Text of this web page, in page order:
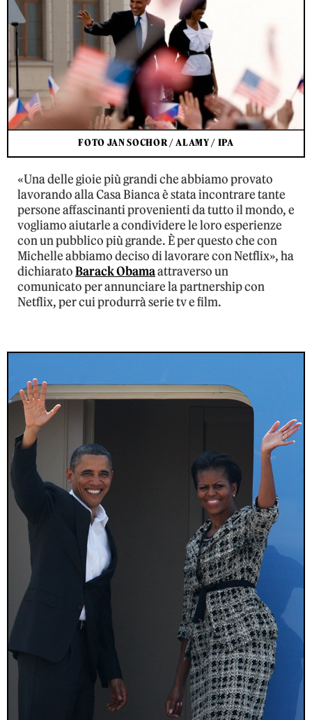
FOTO JAN SOCHOR / ALAMY / IPA
«Una delle gioie più grandi che abbiamo provato
lavorando alla Casa Bianca è stata incontrare tante
persone affascinanti provenienti da tutto il mondo, e
vogliamo aiutarle a condividere le loro esperienze
con un pubblico più grande. È per questo che con
Michelle abbiamo deciso di lavorare con Netflix», ha
dichiaratoBarack Obamaattraverso un
comunicato per annunciare la partnership con
Netflix, per cui produrrà serie tv e film.